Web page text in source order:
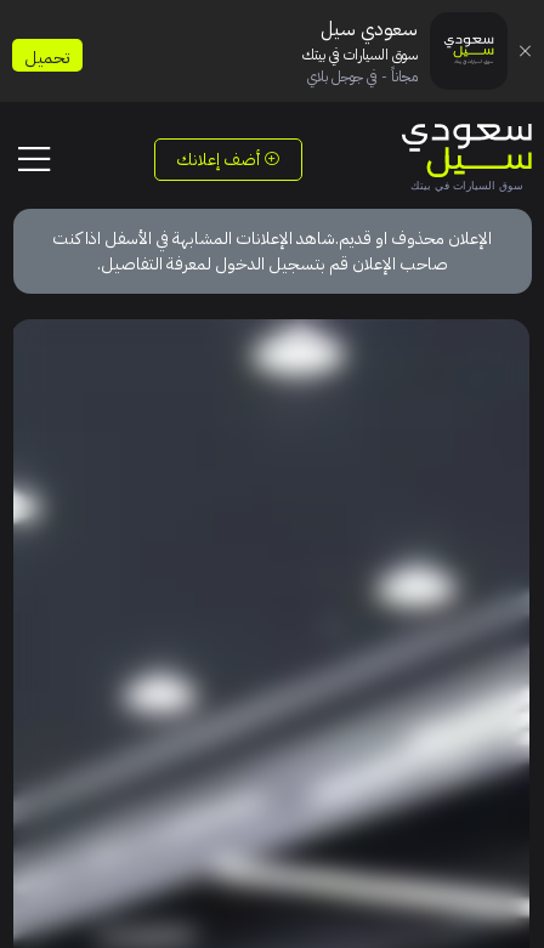
أضف إعلانك
الإعلان محذوف او قديم.شاهد الإعلانات المشابهة في الأسفل اذا كنت
صاحب الإعلان قم بتسجيل الدخول لمعرفة التفاصيل.
سعودي سيل
سوق السيارات في بيتك
مجاناً - في جوجل بلاي
تحميل